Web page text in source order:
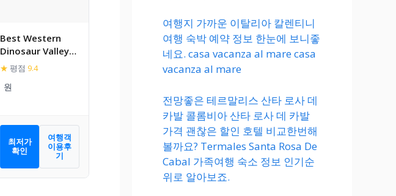
Best Western
Dinosaur Valley
Inn and Suites
★ 평점 9.4
최저가
확인
여행객
이용후
기
여행지 가까운 이탈리아 칼렌티니
여행 숙박 예약 정보 한눈에 보니좋
네요. casa vacanza al mare casa
vacanza al mare
전망좋은 테르말리스 산타 로사 데
카발 콜롬비아 산타 로사 데 카발
가격 괜찮은 할인 호텔 비교한번해
볼까요? Termales Santa Rosa De
Cabal 가족여행 숙소 정보 인기순
위로 알아보죠.